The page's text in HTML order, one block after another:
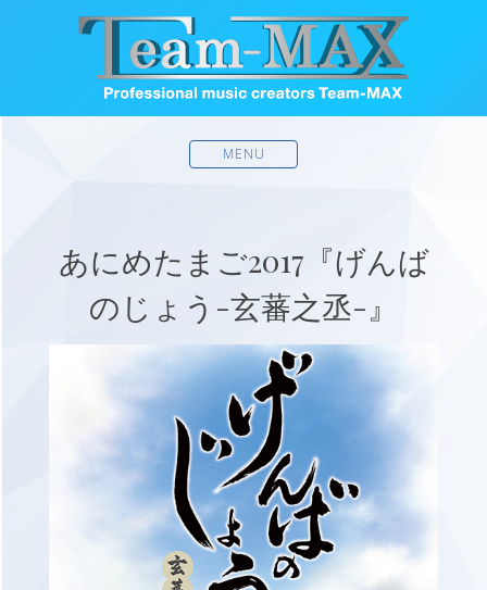
MENU
あにめたまご2017『げんば
のじょう-玄蕃之丞-』